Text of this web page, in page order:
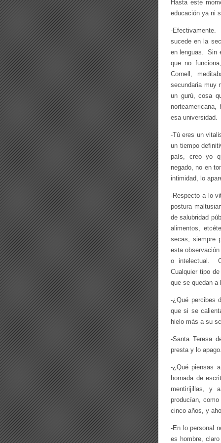
Hasta este
educación ya ni
-
sucede en la
en lenguas. Sin
que no
Cornell,
secundaria muy
un gurú, cosa
esa universidad.
-Tú eres un
un tiempo
país, creo yo
negado, no en
intimidad, lo
-Respecto a lo
postura
de salubridad
alimentos,
secas, siempre
esta
o intelectual.
Cualquier tipo
que se quedan a
-¿Qué percibes
que si se
hielo más a su
-Santa Teresa
presta y lo
-¿Qué piensas
hornada de
mentirijillas, y
producían,
cinco años, y
-En lo personal
es hombre,